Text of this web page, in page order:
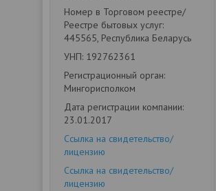
Номер в Торговом реестре/
Реестре бытовых услуг:
445565, Республика Беларусь
УНП: 192762361
Регистрационный орган:
Мингорисполком
Дата регистрации компании:
23.01.2017
Ссылка на свидетельство/
лицензию
Ссылка на свидетельство/
лицензию